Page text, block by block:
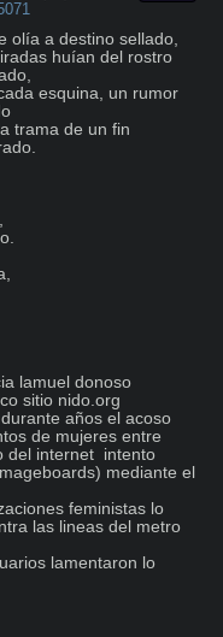
olía a destino sellado,
huían del rostro
esquina, un rumor
trama de un fin
lamuel donoso
sitio nido.org
años el acoso
de mujeres entre
del internet  intento
mediante el
feministas lo
las lineas del metro
lamentaron lo